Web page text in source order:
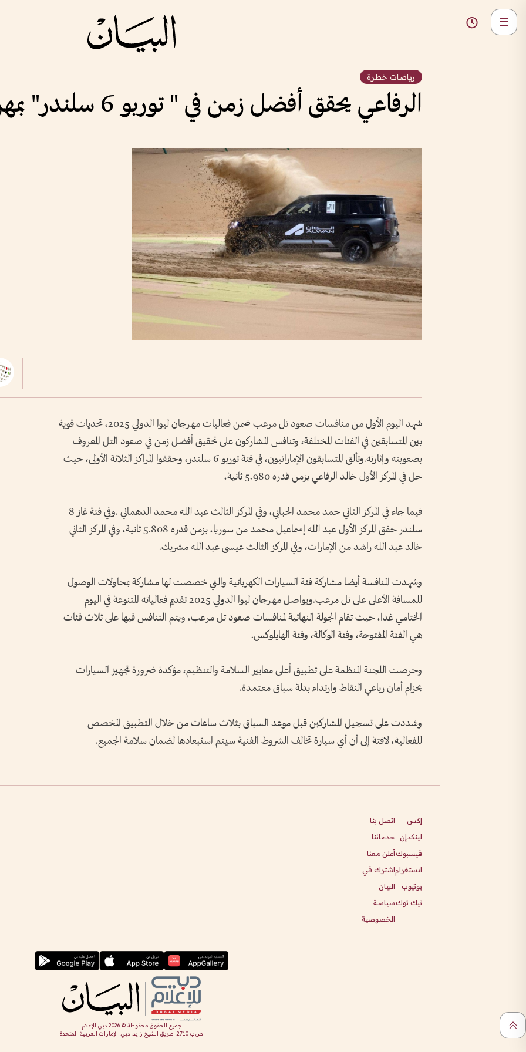
رياضات خطرة
الرفاعي يحقق أفضل زمن في " توربو 6 سلندر" بمهرجان ليوا
شهد اليوم الأول من منافسات صعود تل مرعب ضمن فعاليات مهرجان ليوا الدولي 2025، تحديات قوية
بين المتسابقين في الفئات المختلفة، وتنافس المشاركون على تحقيق أفضل زمن في صعود التل المعروف
بصعوبته وإثارته.وتألق المتسابقون الإماراتيون، في فئة توربو 6 سلندر، وحققوا المراكز الثلاثة الأولى، حيث
حل في المركز الأول خالد الرفاعي بزمن قدره 5.980 ثانية،
فيما جاء في المركز الثاني حمد محمد الحبابي، وفي المركز الثالث عبد الله محمد الدهماني .وفي فئة غاز 8
سلندر حقق المركز الأول عبد الله إسماعيل محمد من سوريا، بزمن قدره 5.808 ثانية، وفي المركز الثاني
خالد عبد الله راشد من الإمارات، وفي المركز الثالث عيسى عبد الله مشربك.
وشهدت المنافسة أيضا مشاركة فئة السيارات الكهربائية والتي خصصت لها مشاركة بمحاولات الوصول
للمسافة الأعلى على تل مرعب.ويواصل مهرجان ليوا الدولي 2025 تقديم فعالياته المتنوعة في اليوم
الختامي غدا، حيث تقام الجولة النهائية لمنافسات صعود تل مرعب، ويتم التنافس فيها على ثلاث فئات
هي الفئة المفتوحة، وفئة الوكالة، وفئة الهايلوكس.
وحرصت اللجنة المنظمة على تطبيق أعلى معايير السلامة والتنظيم، مؤكدة ضرورة تجهيز السيارات
بحزام أمان رباعي النقاط وارتداء بدلة سباق معتمدة.
وشددت على تسجيل المشاركين قبل موعد السباق بثلاث ساعات من خلال التطبيق المخصص
للفعالية، لافتة إلى أن أي سيارة تخالف الشروط الفنية سيتم استبعادها لضمان سلامة الجميع.
إكس
لينكدإن
فيسبوك
انستغرام
يوتيوب
تيك توك
اتصل بنا
خدماتنا
أعلن معنا
اشترك في
البيان
سياسة
الخصوصية
جميع الحقوق محفوظة ©2026 دبي للإعلام
ص.ب 2710، طريق الشيخ زايد، دبي، الإمارات العربية المتحدة